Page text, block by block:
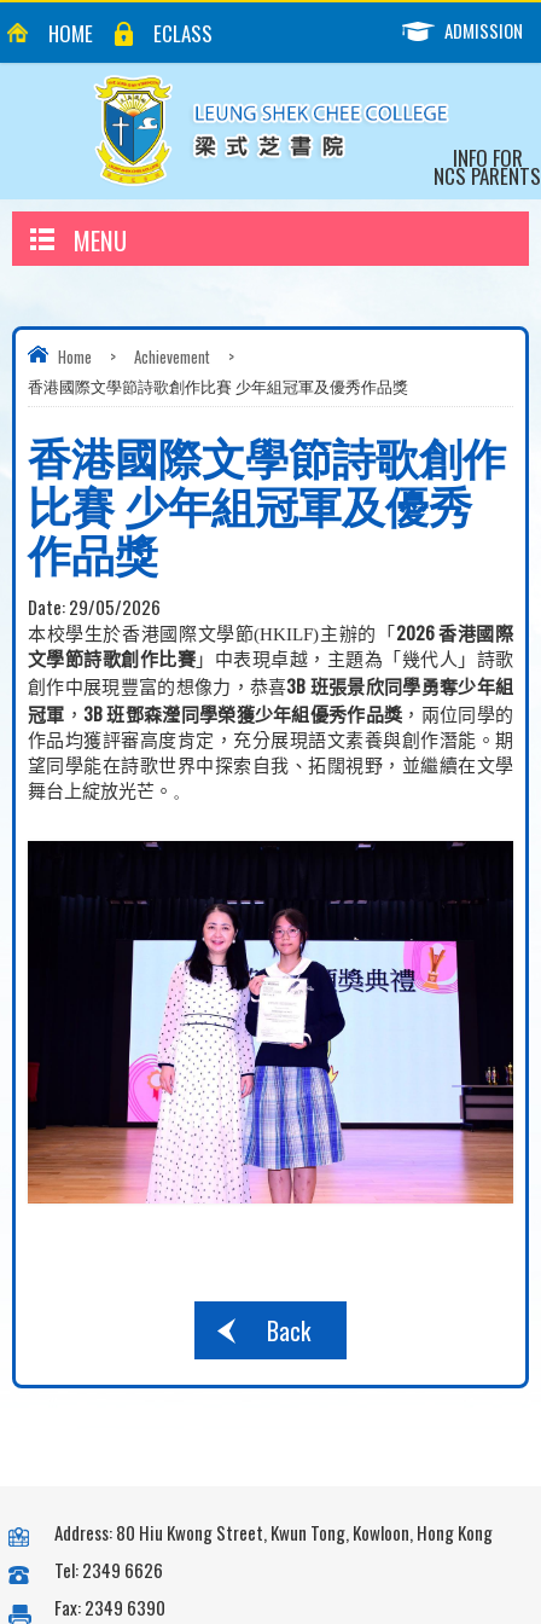
HOME ECLASS ADMISSION
INFO FOR
NCS PARENTS
MENU
Home > Achievement
>
香港國際文學節詩歌創作比賽 少年組冠軍及優秀作品獎
香港國際文學節詩歌創作
比賽 少年組冠軍及優秀
作品獎
Date:29/05/2026
本校學生於香港國際文學節(HKILF)主辦的「 2026香港國際
文學節詩歌創作比賽」中表現卓越，主題為「幾代人」詩歌
創作中展現豐富的想像力，恭喜3B 班張景欣同學勇奪少年組
冠軍 ， 3B班鄧森瀅同學榮獲少年組優秀作品獎 ，兩位同學的
作品均獲評審高度肯定，充分展現語文素養與創作潛能。期
望同學能在詩歌世界中探索自我、拓闊視野，並繼續在文學
舞台上綻放光芒。 。
Back
Address: 80 Hiu Kwong Street, Kwun Tong, Kowloon, Hong Kong
Tel: 2349 6626
Fax: 2349 6390